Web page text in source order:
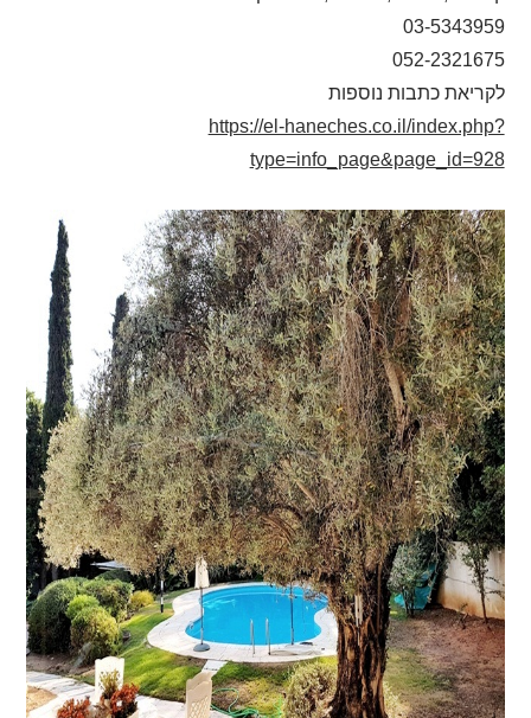
03-5343959
052-2321675
לקריאת כתבות נוספות
https://el-haneches.co.il/index.php?
type=info_page&page_id=928